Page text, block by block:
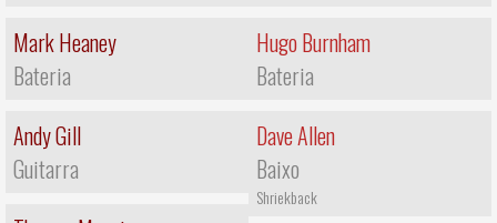
Mark Heaney
Bateria
Andy Gill
Guitarra
Hugo Burnham
Bateria
Dave Allen
Baixo
Shriekback